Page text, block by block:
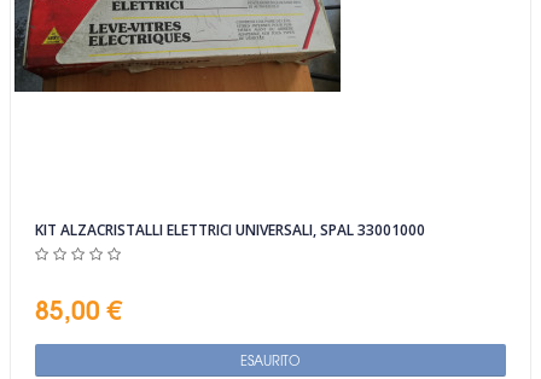
KIT ALZACRISTALLI ELETTRICI UNIVERSALI, SPAL 33001000
85,00 €
ESAURITO